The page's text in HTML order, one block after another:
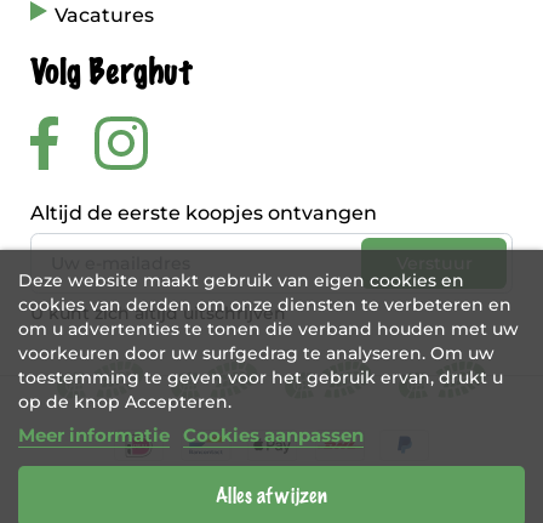
Vacatures
Volg Berghut
Altijd de eerste koopjes ontvangen
U kunt zich altijd uitschrijven
Deze website maakt gebruik van eigen cookies en
cookies van derden om onze diensten te verbeteren en
om u advertenties te tonen die verband houden met uw
voorkeuren door uw surfgedrag te analyseren. Om uw
toestemming te geven voor het gebruik ervan, drukt u
op de knop Accepteren.
Meer informatie Cookies aanpassen
Alles afwijzen
BE 0456 421 721